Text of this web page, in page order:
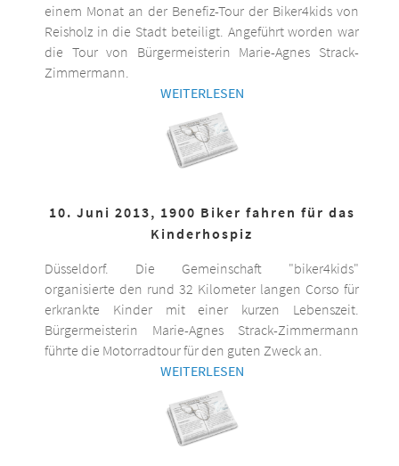
einem Monat an der Benefiz-Tour der Biker4kids von
Reisholz in die Stadt beteiligt. Angeführt worden war
die Tour von Bürgermeisterin Marie-Agnes Strack-
Zimmermann.
WEITERLESEN
10. Juni 2013, 1900 Biker fahren für das
Kinderhospiz
Düsseldorf. Die Gemeinschaft "biker4kids"
organisierte den rund 32 Kilometer langen Corso für
erkrankte Kinder mit einer kurzen Lebenszeit.
Bürgermeisterin Marie-Agnes Strack-Zimmermann
führte die Motorradtour für den guten Zweck an.
WEITERLESEN